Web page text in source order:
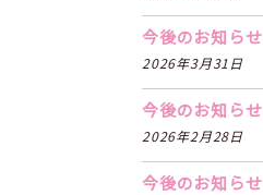
今後のお知らせ
2026年3月31日
今後のお知らせ
2026年2月28日
今後のお知らせ